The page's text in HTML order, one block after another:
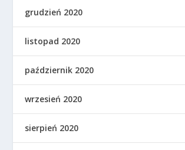
grudzień 2020
listopad 2020
październik 2020
wrzesień 2020
sierpień 2020